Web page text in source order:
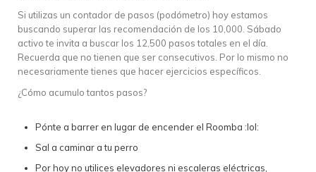
Si utilizas un contador de pasos (podómetro) hoy estamos
buscando superar las recomendación de los 10,000. Sábado
activo te invita a buscar los 12,500 pasos totales en el día.
Recuerda que no tienen que ser consecutivos. Por lo mismo no
necesariamente tienes que hacer ejercicios específicos.
¿Cómo acumulo tantos pasos?
Pónte a barrer en lugar de encender el Roomba :lol:
Sal a caminar a tu perro
Por hoy no utilices elevadores ni escaleras eléctricas,